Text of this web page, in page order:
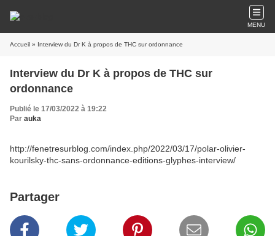
MENU
Accueil » Interview du Dr K à propos de THC sur ordonnance
Interview du Dr K à propos de THC sur
ordonnance
Publié le 17/03/2022 à 19:22
Par auka
http://fenetresurblog.com/index.php/2022/03/17/polar-olivier-
kourilsky-thc-sans-ordonnance-editions-glyphes-interview/
Partager